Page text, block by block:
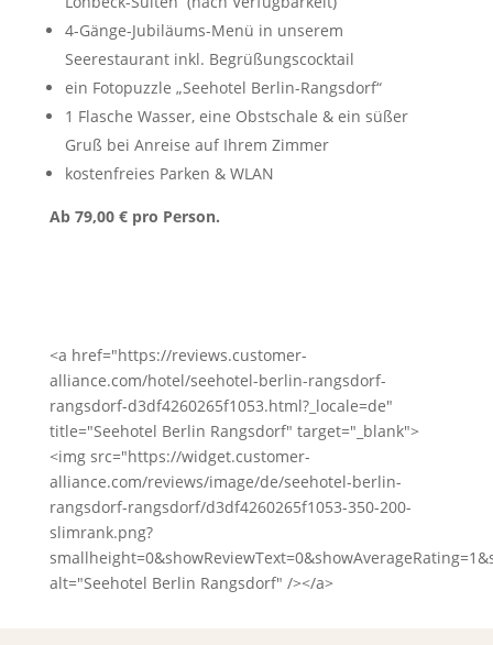
4-Gänge-Jubiläums-Menü in unserem
Seerestaurant inkl. Begrüßungscocktail
ein Fotopuzzle „Seehotel Berlin-Rangsdorf“
1 Flasche Wasser, eine Obstschale & ein süßer
Gruß bei Anreise auf Ihrem Zimmer
kostenfreies Parken & WLAN
Ab 79,00 € pro Person.
<a href="https://reviews.customer-
alliance.com/hotel/seehotel-berlin-rangsdorf-
rangsdorf-d3df4260265f1053.html?_locale=de"
title="Seehotel Berlin Rangsdorf" target="_blank">
<img src="https://widget.customer-
alliance.com/reviews/image/de/seehotel-berlin-
rangsdorf-rangsdorf/d3df4260265f1053-350-200-
slimrank.png?
alt="Seehotel Berlin Rangsdorf" /></a>